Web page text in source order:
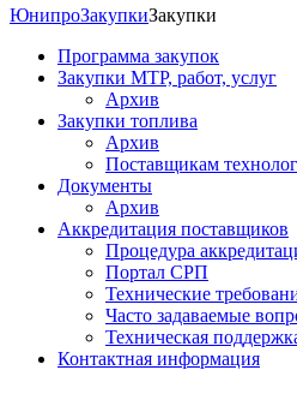
ЮнипроЗакупкиЗакупки
Программа закупок
Закупки МТР, работ, услуг
Архив
Закупки топлива
Архив
Поставщикам
Документы
Архив
Аккредитация поставщиков
Процедура
Портал СРП
Технические
Часто задаваемые
Техническая
Контактная информация